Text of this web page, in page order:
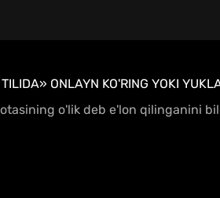
ONLAYN KO'RING YOKI
o'lik deb e'lon qilinganini